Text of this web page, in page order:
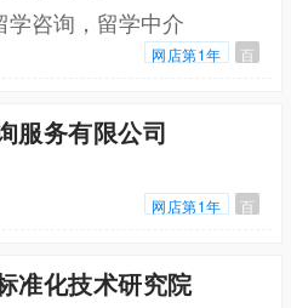
学咨询，留学中介
网店第1年 百
服务有限公司
网店第1年 百
准化技术研究院